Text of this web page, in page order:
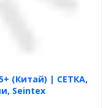
(Китай) | СЕТКА,
Seintex